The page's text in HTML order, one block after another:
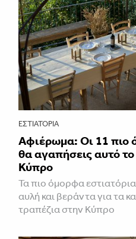
ΕΣΤΙΑΤΌΡΙΑ
Αφιέρωμα: Οι 11 πιο
θα αγαπήσεις αυτό
Κύπρο
Τα πιο όμορφα
αυλή και βεράντα για τα
τραπέζια στην Κύπρο